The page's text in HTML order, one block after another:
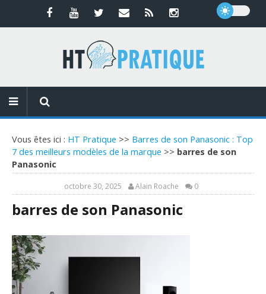
Vous êtes ici : HT Pratique >> Barres de son Panasonic : Top
7 des meilleurs modèles de la marque >> barres de son
Panasonic
octobre 30, 2025 Alain Roache 0
barres de son Panasonic